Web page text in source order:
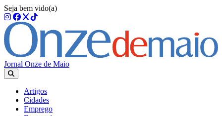
Seja bem vido(a)
Jornal Onze de Maio
Artigos
Cidades
Emprego